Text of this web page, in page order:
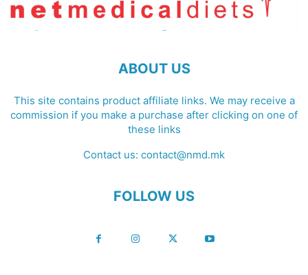
ABOUT US
This site contains product affiliate links. We may receive a
commission if you make a purchase after clicking on one of
these links
Contact us: contact@nmd.mk
FOLLOW US